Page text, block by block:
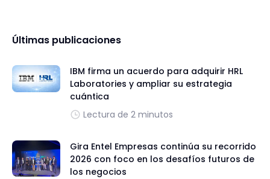
Últimas publicaciones
IBM firma un acuerdo para adquirir HRL
Laboratories y ampliar su estrategia
cuántica
Lectura de 2 minutos
Gira Entel Empresas continúa su recorrido
2026 con foco en los desafíos futuros de
los negocios